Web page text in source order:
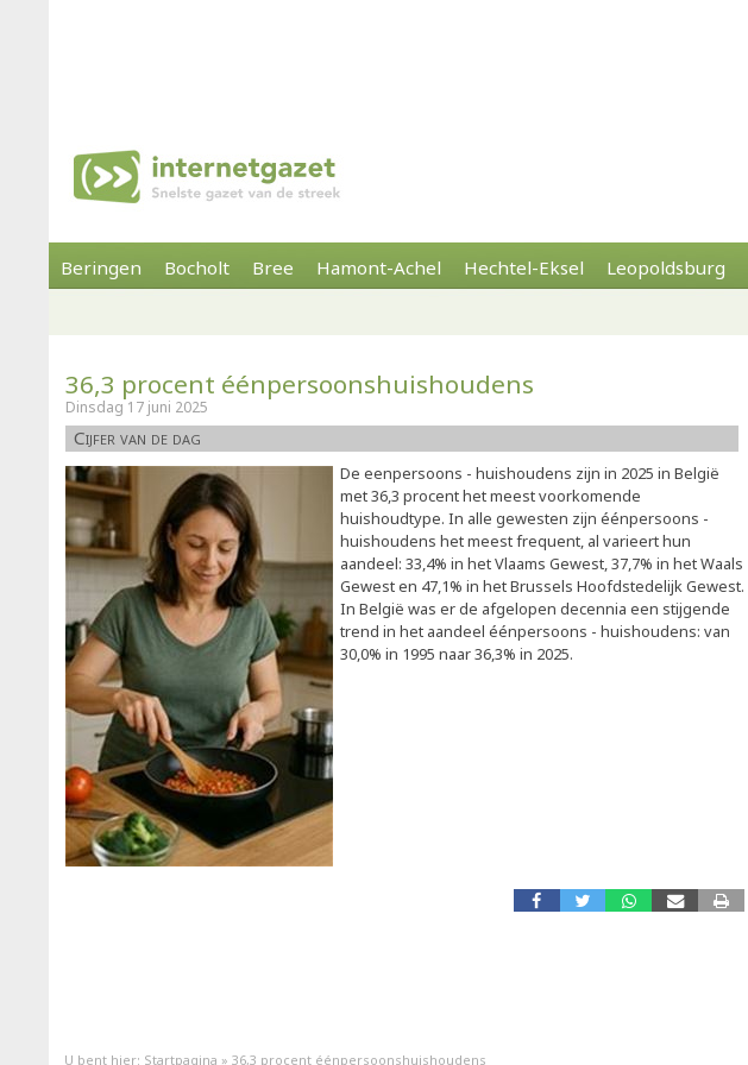
Beringen Bocholt Bree Hamont-Achel Hechtel-Eksel Leopoldsburg
36,3 procent éénpersoonshuishoudens
Dinsdag 17 juni 2025
Cijfer van de dag
De eenpersoons - huishoudens zijn in 2025 in België
met 36,3 procent het meest voorkomende
huishoudtype. In alle gewesten zijn éénpersoons -
huishoudens het meest frequent, al varieert hun
aandeel: 33,4% in het Vlaams Gewest, 37,7% in het Waals
Gewest en 47,1% in het Brussels Hoofdstedelijk Gewest.
In België was er de afgelopen decennia een stijgende
trend in het aandeel éénpersoons - huishoudens: van
30,0% in 1995 naar 36,3% in 2025.
U bent hier: Startpagina » 36,3 procent éénpersoonshuishoudens